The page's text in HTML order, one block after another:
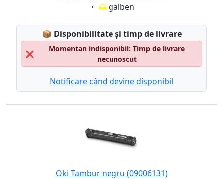
Eigenschaft:
galben
📦 Lagerstatus:
Disponibilitate și timp de livrare
❌
Momentan indisponibil: Timp de livrare
necunoscut
Notificare când devine disponibil
Oki Tambur negru (09006131)